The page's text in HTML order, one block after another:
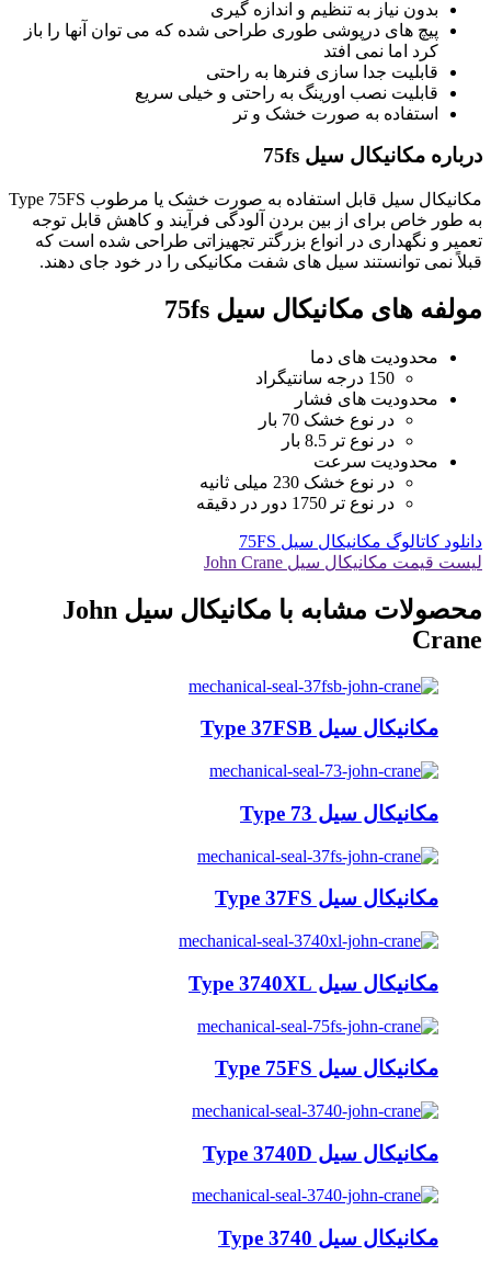
بدون نیاز به تنظیم و اندازه گیری
پیچ های درپوشی طوری طراحی شده که می توان آنها را باز
کرد اما نمی افتد
قابلیت جدا سازی فنرها به راحتی
قابلیت نصب اورینگ به راحتی و خیلی سریع
استفاده به صورت خشک و تر
درباره مکانیکال سیل 75fs
مکانیکال سیل قابل استفاده به صورت خشک یا مرطوب Type 75FS
به طور خاص برای از بین بردن آلودگی فرآیند و کاهش قابل توجه
تعمیر و نگهداری در انواع بزرگتر تجهیزاتی طراحی شده است که
قبلاً نمی توانستند سیل های شفت مکانیکی را در خود جای دهند.
مولفه های مکانیکال سیل 75fs
محدودیت های دما
150 درجه سانتیگراد
محدودیت های فشار
در نوع خشک 70 بار
در نوع تر 8.5 بار
محدودیت سرعت
در نوع خشک 230 میلی ثانیه
در نوع تر 1750 دور در دقیقه
دانلود کاتالوگ مکانیکال سیل 75FS
لیست قیمت مکانیکال سیل John Crane
محصولات مشابه با مکانیکال سیل John
Crane
مکانیکال سیل Type 37FSB
مکانیکال سیل Type 73
مکانیکال سیل Type 37FS
مکانیکال سیل Type 3740XL
مکانیکال سیل Type 75FS
مکانیکال سیل Type 3740D
مکانیکال سیل Type 3740